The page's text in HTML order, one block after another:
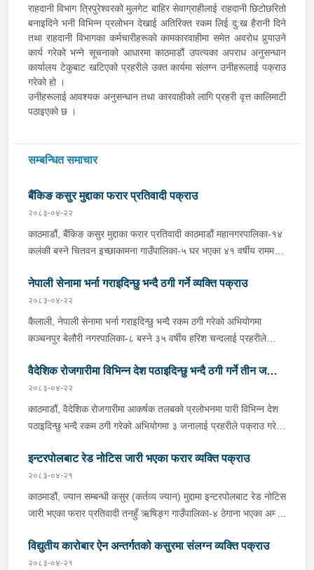
राहदानी विभाग त्रिपुरेश्वरको मुलगेट बाहिर सेवाग्राहीलाई राहदानी छिटोछरितो
बनाइदिने भनी विभिन्न प्रलोभन देखाई अतिरिक्त रकम लिई दु:ख हैरानी दिने
तथा राहदानी विभागका कर्मचारीहरूको कामकारवाहीमा समेत अवरोध पुर्‍याउने
कार्य गरेको भन्ने सूचनाको आधारमा काठमाडौं उपत्यका अपराध अनुसन्धान
कार्यालय टेकुबाट खटिएको प्रहरीले उक्त कार्यमा संलग्न उनीहरूलाई पक्राउ
गरेको हो ।
उनीहरूलाई आवश्यक अनुसन्धान तथा कारवाहीको लागि प्रहरी वृत्त कालिमाटी
पठाइएको छ ।
सम्बन्धित समाचार
बैंकिङ कसुर मुद्दाका फरार प्रतिवादी पक्राउ
२०८३-०४-२२
काठमाडौं, बैंकिङ कसुर मुद्दाका फरार प्रतिवादी काठमाडौं महानगरपालिका-१४
कलंकी बस्ने चितवन इच्छाकामना गाउँपालिका-५ घर भएका ४१ वर्षीय राममणी
काठमाडौंको २०८२ असार १० गतेको फैसला उक्त मुद्दामा ७३ हजार ३ सय
९० रूपैयाँ जरिवाना, ५ दिन कैद र क्षतिपूर्ति बापत २ हजार ९ सय ३६ रूपैयाँ
पीडित राहत कोषमा जम्मा गराउने ठहर भई फरार रहेका उनलाई काठमाडौं
उपत्यका अपराध अनुसन्धान कार्यालय टेकुबाट खटिएको प्रहरीले काठमाडौं
कार्यान्वयनको लागि जिल्ला अदालत काठमाडौंमा पेश गरिएको छ ।
नेपाली सेनामा भर्ना गराइदिन्छु भन्दै ठगी गर्ने व्यक्ति पक्राउ
२०८३-०४-२२
कैलाली, नेपाली सेनामा भर्ना गराइदिन्छु भन्दै रकम ठगी गरेको अभियोगमा
कञ्चनपुर बेलौरी नगरपालिका-८ बस्ने ३५ वर्षीय हरिश चन्दलाई प्रहरीले
लाख ४० हजार रूपैयाँ असुली गरी ठगी गरेको भन्ने उजुरीको आधारमा इलाका
प्रहरी कार्यालय चिसापानीबाट खटिएको प्रहरीले उनलाई पक्राउ गरेको हो ।
उनी उपर जिल्ला अदालत कैलालीबाट म्याद थप अनुमति लिई यस सम्बन्धमा
प्रहरीले आवश्यक अनुसन्धान गरिरहेको छ ।
वैदेशिक रोजगारीमा विभिन्न देश पठाइदिन्छु भन्दै ठगी गर्ने तीन जना
पक्राउ
२०८३-०४-२२
काठमाडौं, वैदेशिक रोजगारीमा आकर्षक तलबको प्रलोभनमा पारी विभिन्न देश
पठाइदिन्छु भन्दै रकम ठगी गरेको अभियोगमा ३ जनालाई प्रहरीले पक्राउ गरेको
भएका ४६ वर्षीय धना तिवारी, काठमाडौं कीर्तिपुर नगरपालिका-४ बस्ने बागलुङ
घर भएका ३३ वर्षीय राम बहादुर खड्का र काठमाडौं चन्द्रागिरी नगरपालिका-३
बस्ने दार्चुला घर भएका ३० वर्षीय सुबोध जंग कुँवर रहेका छन् । पक्राउ मध्ये
धनाले न्यूजिल्याण्ड पठाइदिन्छु भन्दै ५ जना पीडितहरूबाट १६ लाख रूपैयाँ,
सुबोधले युएई पठाइदिन्छु भन्दै १ जना पीडितबाट ६ लाख रूपैयाँ लिई
सम्पर्कविहीन भएको भन्ने पीडितहरूको उजुरीको आधारमा काठमाडौं उपत्यका
इन्टरपोलबाट रेड नोटिस जारी भएका फरार व्यक्ति पक्राउ
२०८३-०४-२१
काठमाडौं, ज्यान सम्बन्धी कसुर (कर्तव्य ज्यान) मुद्दामा इन्टरपोलबाट रेड नोटिस
जारी भएका फरार प्रतिवादी तनहुँ ऋषिङ्ग गाउँपालिका-४ ठेगाना भएका अम्मर
हुने क्रममा उनलाई त्रिभुवन अन्तर्राष्ट्रिय विमानस्थलबाट पक्राउ गरिएको हो
। अम्मर समेत भएको ज्यान सम्बन्धी कसुरको अनुसन्धानको सिलसिलामा
विद्युतीय कारोबार ऐन अन्तर्गतको कसुरमा संलग्न व्यक्ति पक्राउ
२०८३-०४-२१